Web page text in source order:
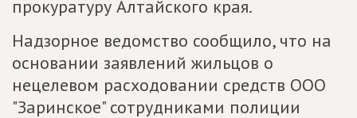
прокуратуру Алтайского края.
Надзорное ведомство сообщило, что на
основании заявлений жильцов о
нецелевом расходовании средств ООО
"Заринское" сотрудниками полиции